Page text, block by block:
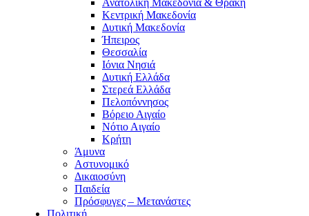
Ανατολική Μακεδονία & Θράκη
Κεντρική Μακεδονία
Δυτική Μακεδονία
Ήπειρος
Θεσσαλία
Ιόνια Νησιά
Δυτική Ελλάδα
Στερεά Ελλάδα
Πελοπόννησος
Βόρειο Αιγαίο
Νότιο Αιγαίο
Κρήτη
Άμυνα
Αστυνομικό
Δικαιοσύνη
Παιδεία
Πρόσφυγες – Μετανάστες
Πολιτική